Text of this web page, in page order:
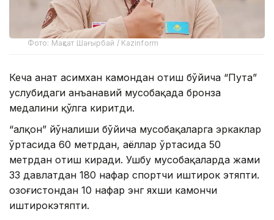
Фото: Мақсат Шағырбай / Kazinform
Кеча Қанат Қасимхан камондан отиш бўйича “Пута”
услубидаги анъанавий мусобақада бронза
медалини қўлга киритди.
“Қалқон” йўналиши бўйича мусобақаларга эркаклар
ўртасида 60 метрдан, аёллар ўртасида 50
метрдан отиш киради. Ушбу мусобақаларда жами
33 давлатдан 180 нафар спортчи иштирок этяпти.
Қозоғистондан 10 нафар энг яхши камончи
иштирокэтяпти.